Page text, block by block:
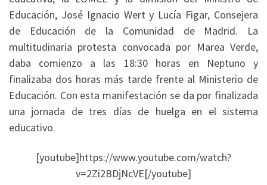
Educación, José Ignacio Wert y Lucía Figar, Consejera
de Educación de la Comunidad de Madrid. La
multitudinaria protesta convocada por Marea Verde,
daba comienzo a las 18:30 horas en Neptuno y
finalizaba dos horas más tarde frente al Ministerio de
Educación. Con esta manifestación se da por finalizada
una jornada de tres días de huelga en el sistema
educativo.
[youtube]https://www.youtube.com/watch?
v=2Zi2BDjNcVE[/youtube]